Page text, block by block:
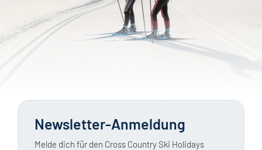
Newsletter-Anmeldung
Melde dich für den Cross Country Ski Holidays